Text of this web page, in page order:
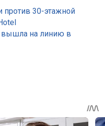
против 30-этажной
на линию в